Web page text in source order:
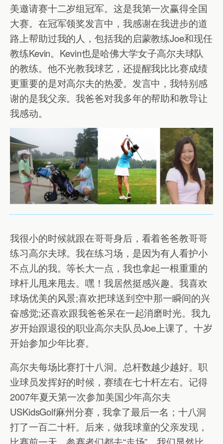
美邀请赛十二岁组冠军。这是我第一次赢得全国
大赛。在冠军领奖发言中，我感谢在我进步的道
路上帮助过我的人，包括我的启蒙教练Joe和现任
教练Kevin。Kevin也是哈佛大学女子高尔夫球队
的教练。他不光教我球艺，还提醒我比比赛成绩
更重要的是对高尔夫的热爱。发言中，我特别感
谢的是我父亲。我爸爸对我多年的帮助和教导让
我感动。
我很小的时候就跟在哥哥身后，看着爸爸教哥哥
练习高尔夫球。我在练习场，是因为有人看护小
不点儿的我。等长大一点，我也拿起一根重重的
球杆儿甩来甩去。嘿！我居然挺感兴趣。我喜欢
球场优美的风景;喜欢把球送到空中那一瞬间的兴
奋感觉;还喜欢跟我爸爸呆在一起消磨时光。我九
岁开始跟退役的职业高尔夫队员Joe上课了。十岁
开始参加少年比赛。
高尔夫每场比赛打十八洞。总杆数越少越好。职
业球员发挥好的时候，赛绩在七十杆左右。记得
2007年夏天第一次参加美国少年高尔夫
USKidsGolf麻州分赛，我拿了最后一名；十八洞
打了一百二十杆。后来，做我球童的父亲发现，